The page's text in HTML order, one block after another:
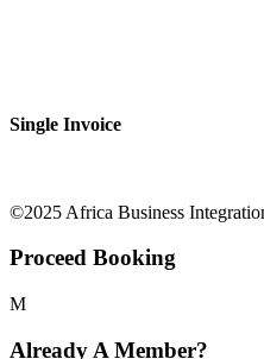
Single Invoice
©2025 Africa Business
Proceed Booking
Already A Member?